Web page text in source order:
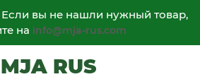
Если вы не нашли нужный товар,
на info@mja-rus.com
MJA RUS